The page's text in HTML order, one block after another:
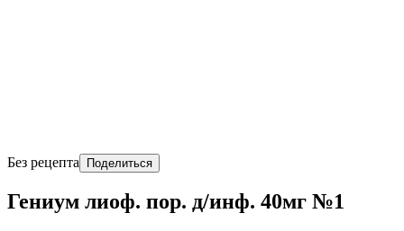
Без рецепта Поделиться
Гениум лиоф. пор. д/инф. 40мг №1